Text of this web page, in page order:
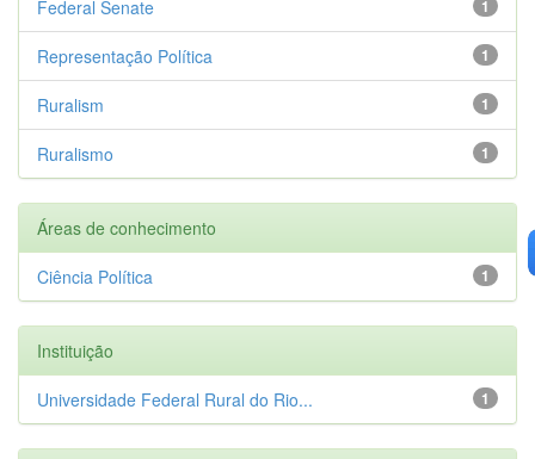
1
Federal Senate
1
Representação Política
1
Ruralism
1
Ruralismo
Áreas de conhecimento
1
Ciência Política
Instituição
1
Universidade Federal Rural do Rio...